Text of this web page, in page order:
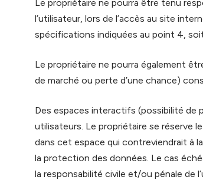
Le propriétaire ne pourra être tenu
l’utilisateur, lors de l’accès au site
spécifications indiquées au point 4, soit
Le propriétaire ne pourra également
de marché ou perte d’une chance)
Des espaces interactifs (possibilité de
utilisateurs. Le propriétaire se réserve
dans cet espace qui contreviendrait à
la protection des données. Le cas
la responsabilité civile et/ou pénale de